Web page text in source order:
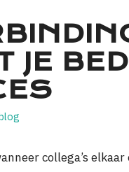
JE
collega’s